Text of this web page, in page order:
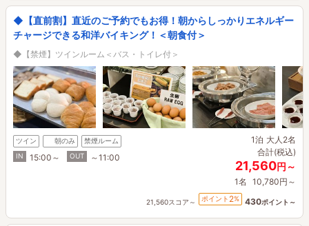
◆【直前割】直近のご予約でもお得！朝からしっかりエネルギー
チャージできる和洋バイキング！＜朝食付＞
◆【禁煙】ツインルーム＜バス・トイレ付＞
ツイン 朝のみ
禁煙ルーム
IN
15:00～ OUT ～11:00
1泊 大人2名
合計(税込)
21,560円～
1名 10,780円～
21,560スコア～ ポイント 2% 430ポイント～